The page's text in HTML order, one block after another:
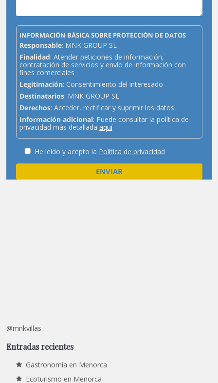
INFORMACIÓN BÁSICA SOBRE PROTECCIÓN DE DATOS
Responsable: MNK GROUP SL
Finalidad: Atender peticiones de información,
contratación de servicios y envío de información con
fines comerciales
Legitimación: Consentimiento del interesado
Destinatarios: MNK GROUP SL
Derechos: Acceder, rectificar y suprimir los datos
Información adicional: Puede consultar la política de
privacidad más detallada aquí
He leído y acepto la Política de privacidad
@mnkvillas.
Entradas recientes
Gastronomía en Menorca
Ecoturismo en Menorca